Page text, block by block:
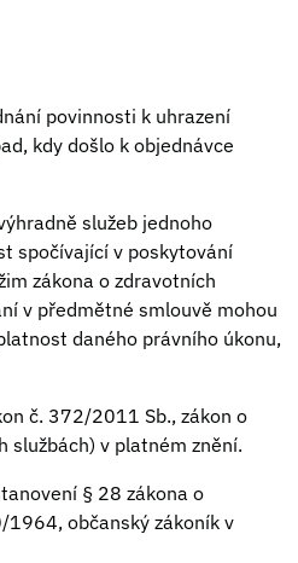
povinnosti k uhrazení
kdy došlo k objednávce
služeb jednoho
spočívající v poskytování
zákona o zdravotních
v předmětné smlouvě mohou
daného právního úkonu,
č. 372/2011 Sb., zákon o
službách) v platném znění.
§ 28 zákona o
občanský zákoník v